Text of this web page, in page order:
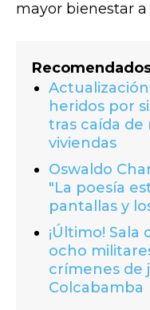
mayor bienestar
heridos por
tras caída de
viviendas
Oswaldo
"La poesía
pantallas y
¡Último!
ocho
crímenes de
Colcabamba